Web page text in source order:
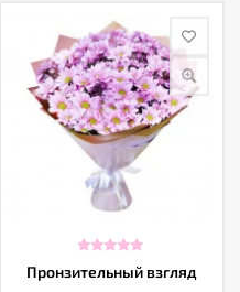
Пронзительный взгляд